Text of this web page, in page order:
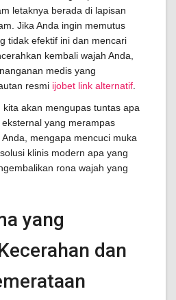
letaknya berada di lapisan
Jika Anda ingin memutus
tidak efektif ini dan mencari
kembali wajah Anda,
medis yang
resmi ijobet link alternatif
akan mengupas tuntas apa
yang merampas
mengapa mencuci muka
klinis modern apa yang
rona wajah yang
yang
dan